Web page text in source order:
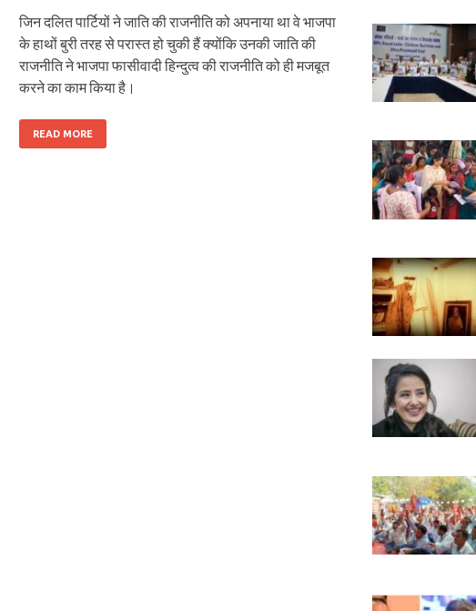
जिन दलित पार्टियों ने जाति की राजनीति को अपनाया था वे भाजपा
के हाथों बुरी तरह से परास्त हो चुकी हैं क्योंकि उनकी जाति की
राजनीति ने भाजपा फासीवादी हिन्दुत्व की राजनीति को ही मजबूत
करने का काम किया है।
READ MORE